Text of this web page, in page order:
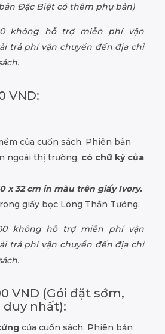
Đặc Biệt có thêm phụ bản)
không hỗ trợ miễn phí vận
trả phí vận chuyển đến địa chỉ
VND:
của cuốn sách. Phiên bản
ngoài thị trường, có chữ ký của
x 32 cm in màu trên giấy Ivory.
giấy bọc Long Thần Tướng.
không hỗ trợ miễn phí vận
trả phí vận chuyển đến địa chỉ
VND (Gói đặt sớm,
duy nhất):
của cuốn sách. Phiên bản